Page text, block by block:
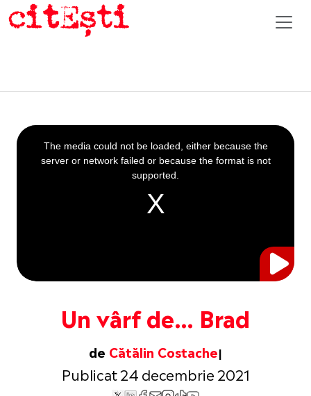
Un vârf de… Brad
de Cătălin Costache
Publicat 24 decembrie 2021
This
is
a
The media could not be loaded, either because the
server or network failed or because the format is not
supported.